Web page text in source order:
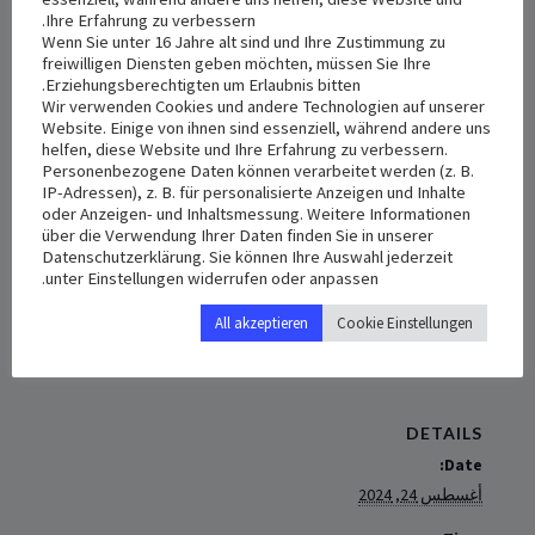
هليبرون – بادن
الإخوة الأحباء في مدينة هايبلورن ومحيطها
نحتفل بالقداس الإلهي يوم السبت 25/08/2024 الساعة الخامسة
على ‏‏العنوان‎:
Hl. Dreifaltigkeit, Panoramastraße 4, 74223 Flein
+ Add to Google Calendar
+ Add to iCalendar
DETAILS
Date:
أغسطس 24, 2024
Ihre Erfahrung zu verbessern.
Wenn Sie unter 16 Jahre alt sind und Ihre Zustimmung zu
freiwilligen Diensten geben möchten, müssen Sie Ihre
Erziehungsberechtigten um Erlaubnis bitten.
Wir verwenden Cookies und andere Technologien auf unserer
Website. Einige von ihnen sind essenziell, während andere uns
helfen, diese Website und Ihre Erfahrung zu verbessern.
Personenbezogene Daten können verarbeitet werden (z. B.
IP-Adressen), z. B. für personalisierte Anzeigen und Inhalte
oder Anzeigen- und Inhaltsmessung. Weitere Informationen
über die Verwendung Ihrer Daten finden Sie in unserer
Datenschutzerklärung. Sie können Ihre Auswahl jederzeit
unter Einstellungen widerrufen oder anpassen.
Cookie Einstellungen
All akzeptieren